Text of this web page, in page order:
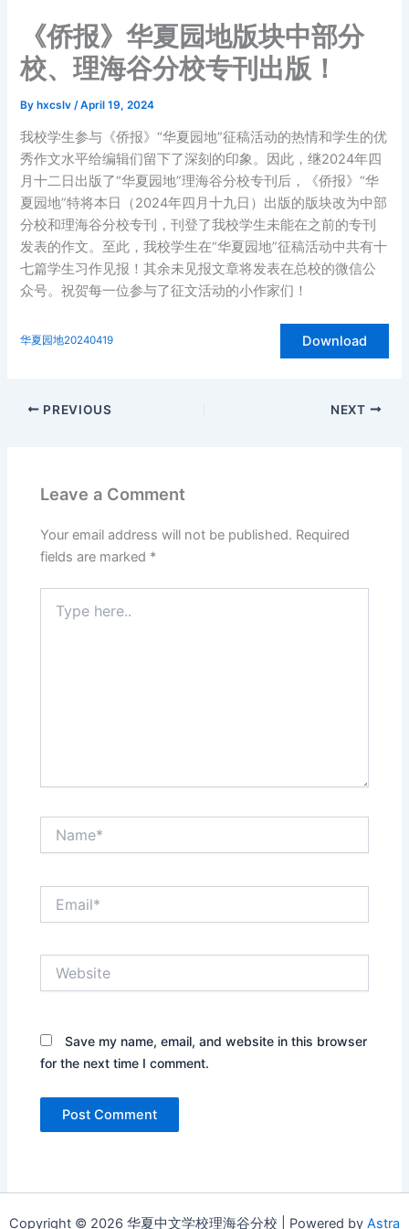
content
《侨报》华夏园地版块中部分
校、理海谷分校专刊出版！
Byhxcslv/April 19, 2024
我校学生参与《侨报》“华夏园地”征稿活动的热情和学生的优
秀作文水平给编辑们留下了深刻的印象。因此，继2024年四
月十二日出版了“华夏园地”理海谷分校专刊后，《侨报》“华
夏园地”特将本日（2024年四月十九日）出版的版块改为中部
分校和理海谷分校专刊，刊登了我校学生未能在之前的专刊
发表的作文。至此，我校学生在“华夏园地”征稿活动中共有十
七篇学生习作见报！其余未见报文章将发表在总校的微信公
众号。祝贺每一位参与了征文活动的小作家们！
华夏园地20240419 Download
PREVIOUS NEXT
Leave a Comment
Your email address will not be published. Required
fields are marked *
here..
Save my name, email, and website in this browser
for the next time I comment.
Copyright © 2026 华夏中文学校理海谷分校 | Powered by Astra